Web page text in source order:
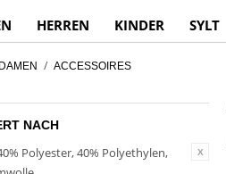
HERREN KINDER SYLT
DAMEN / ACCESSOIRES
NACH
Polyester, 40% Polyethylen,